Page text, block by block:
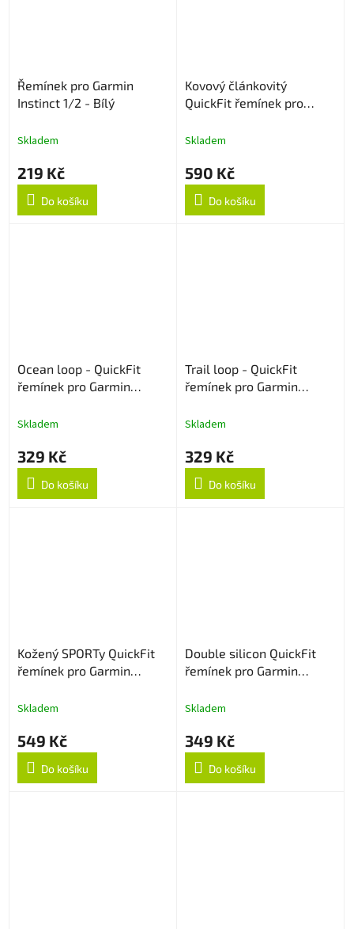
Řemínek pro Garmin
Instinct 1/2 - Bílý
Skladem
219 Kč
Do košíku
Kovový článkovitý
QuickFit řemínek pro
Skladem
590 Kč
Do košíku
Ocean loop - QuickFit
řemínek pro Garmin
Skladem
329 Kč
Do košíku
Trail loop - QuickFit
řemínek pro Garmin
Skladem
329 Kč
Do košíku
Kožený SPORTy QuickFit
řemínek pro Garmin
Skladem
549 Kč
Do košíku
Double silicon QuickFit
řemínek pro Garmin
Skladem
349 Kč
Do košíku